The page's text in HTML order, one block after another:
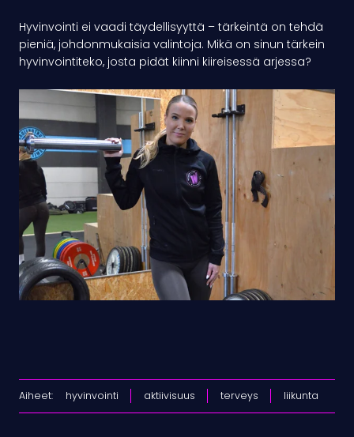
Hyvinvointi ei vaadi täydellisyyttä – tärkeintä on tehdä
pieniä, johdonmukaisia valintoja. Mikä on sinun tärkein
hyvinvointiteko, josta pidät kiinni kiireisessä arjessa?
Aiheet: hyvinvointi aktiivisuus terveys liikunta